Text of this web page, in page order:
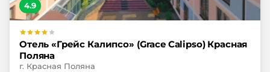
4.9
Отель «Грейс Калипсо» (Grace Calipso) Красная
Поляна
г. Красная Поляна